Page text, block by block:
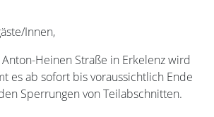
Innen,
Heinen Straße in Erkelenz wird
es ab sofort bis voraussichtlich Ende
Sperrungen von Teilabschnitten.